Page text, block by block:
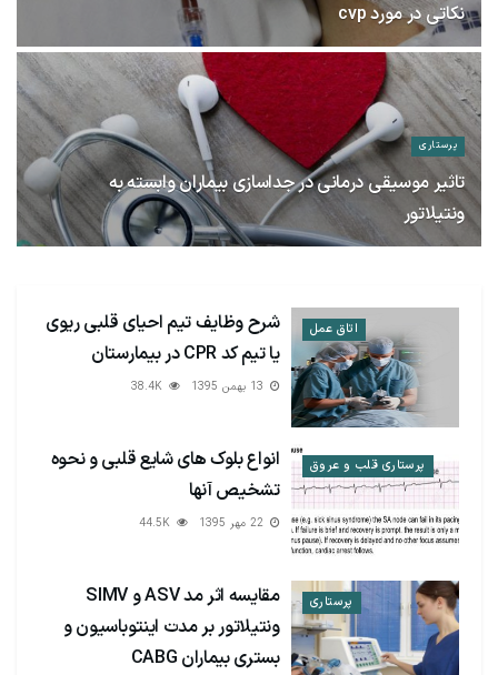
نکاتی در مورد cvp
7 شهریور 1400 57.8K
پرستاری
تاثیر موسیقی درمانی در جداسازی بیماران وابسته به
ونتیلاتور
اتاق عمل
شرح وظایف تیم احیای قلبی ریوی
یا تیم کد CPR در بیمارستان
پرستاری قلب و عروق
انواع بلوک های شایع قلبی و نحوه
تشخیص آنها
22 مهر 1395
پرستاری
مقایسه اثر مد ASV و SIMV
ونتیلاتور بر مدت اینتوباسیون و
بستری بیماران CABG